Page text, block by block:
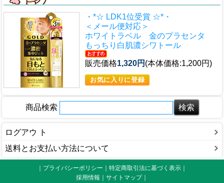
・*☆ LDK1位受賞 ☆*・
＜メール便対応＞
ホワイトラベル 金のプラセンタ
もっちり白肌濃シワトール
販売価格1,320円 (本体価格:1,200円)
商品検索
ログアウ ト
送料とお支払い方法について
｜プライバシーポリシー ｜ 特定商取引法に基づく表示 ｜
採用情報 ｜ サイトマップ｜